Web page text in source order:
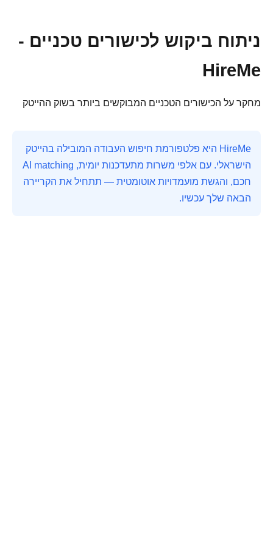
ניתוח ביקוש לכישורים טכניים -
HireMe
מחקר על הכישורים הטכניים המבוקשים ביותר בשוק ההייטק
HireMe היא פלטפורמת חיפוש העבודה המובילה בהייטק
הישראלי. עם אלפי משרות מתעדכנות יומית, AI matching
חכם, והגשת מועמדויות אוטומטית — תתחיל את הקריירה
הבאה שלך עכשיו.